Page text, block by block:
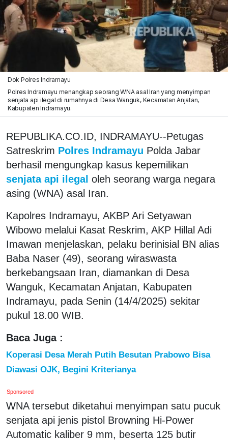
Dok Polres Indramayu
Polres Indramayu menangkap seorang WNA asal Iran yang menyimpan
senjata api ilegal di rumahnya di Desa Wanguk, Kecamatan Anjatan,
Kabupaten Indramayu.
REPUBLIKA.CO.ID, INDRAMAYU--Petugas
Satreskrim Polres Indramayu Polda Jabar
berhasil mengungkap kasus kepemilikan
senjata api ilegal oleh seorang warga negara
asing (WNA) asal Iran.
Kapolres Indramayu, AKBP Ari Setyawan
Wibowo melalui Kasat Reskrim, AKP Hillal Adi
Imawan menjelaskan, pelaku berinisial BN alias
Baba Naser (49), seorang wiraswasta
berkebangsaan Iran, diamankan di Desa
Wanguk, Kecamatan Anjatan, Kabupaten
Indramayu, pada Senin (14/4/2025) sekitar
pukul 18.00 WIB.
Baca Juga :
Koperasi Desa Merah Putih Besutan Prabowo Bisa
Diawasi OJK, Begini Kriterianya
Sponsored
WNA tersebut diketahui menyimpan satu pucuk
senjata api jenis pistol Browning Hi-Power
Automatic kaliber 9 mm, beserta 125 butir